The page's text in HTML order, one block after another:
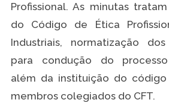
Profissional. As minutas
do Código de Ética
Industriais, normatização
para condução do processo
além da instituição do
membros colegiados do CFT.